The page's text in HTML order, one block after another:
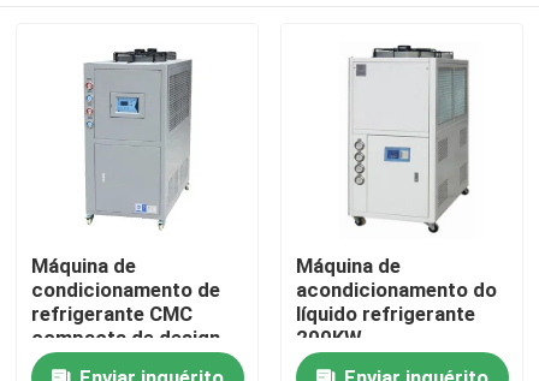
Início
Produtos
Sobre nós
Máquina de
condicionamento de
refrigerante CMC
compacta de design
robusto
Máquina de
acondicionamento do
líquido refrigerante
200KW